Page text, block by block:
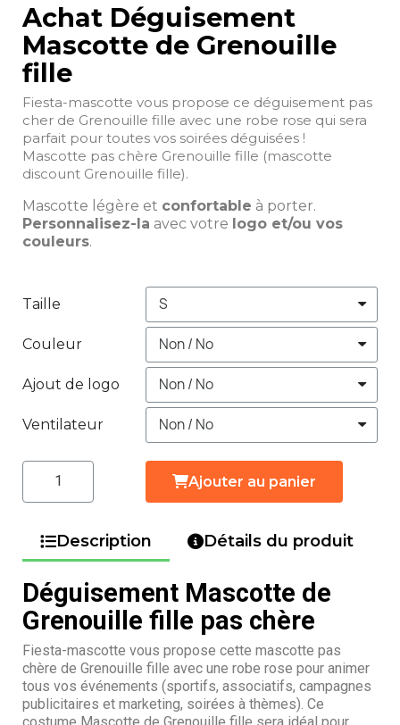
Achat Déguisement
Mascotte de Grenouille
fille
Fiesta-mascotte vous propose ce déguisement pas
cher de Grenouille fille avec une robe rose qui sera
parfait pour toutes vos soirées déguisées !
Mascotte pas chère Grenouille fille (mascotte
discount Grenouille fille).
Mascotte légère et confortable à porter.
Personnalisez-la avec votre logo et/ou vos
couleurs.
Taille
Couleur
Ajout de logo
Ventilateur
Ajouter au panier
Description Détails du produit
Déguisement Mascotte de
Grenouille fille pas chère
Fiesta-mascotte vous propose cette mascotte pas
chère de Grenouille fille avec une robe rose pour animer
tous vos événements (sportifs, associatifs, campagnes
publicitaires et marketing, soirées à thèmes). Ce